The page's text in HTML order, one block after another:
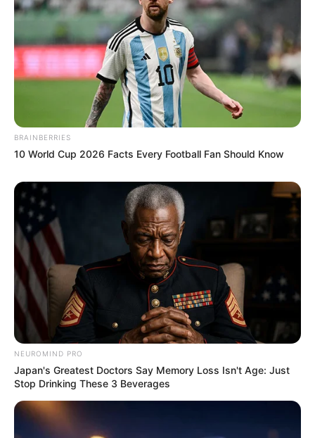
mussten die Abstammungslehre ja endlich auch mal
weitere Kalauer
Quermania folgen: Impressum & Kontakt
Smartphone Startseite
Suchen:
Auf einigen Seiten dieses Projektes sind Affiliate-
Angebote integriert. Wenn etwas darüber gebucht oder
gekauft wird, ist das eine Unterstützung, ohne dass sich
dadurch der Preis ändert.
BRAINBERRIES
10 World Cup 2026 Facts Every Football Fan Should Know
NEUROMIND PRO
Japan's Greatest Doctors Say Memory Loss Isn't Age: Just
Stop Drinking These 3 Beverages